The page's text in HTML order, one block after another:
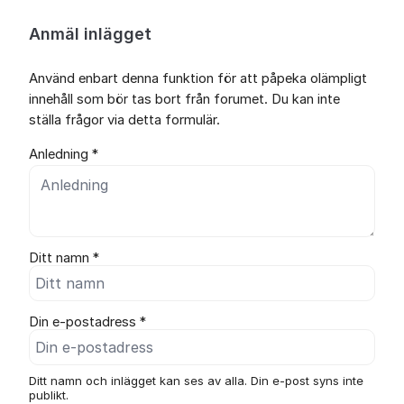
Anmäl inlägget
Använd enbart denna funktion för att påpeka olämpligt
innehåll som bör tas bort från forumet. Du kan inte
ställa frågor via detta formulär.
Anledning *
Ditt namn *
Din e-postadress *
Ditt namn och inlägget kan ses av alla. Din e-post syns inte
publikt.